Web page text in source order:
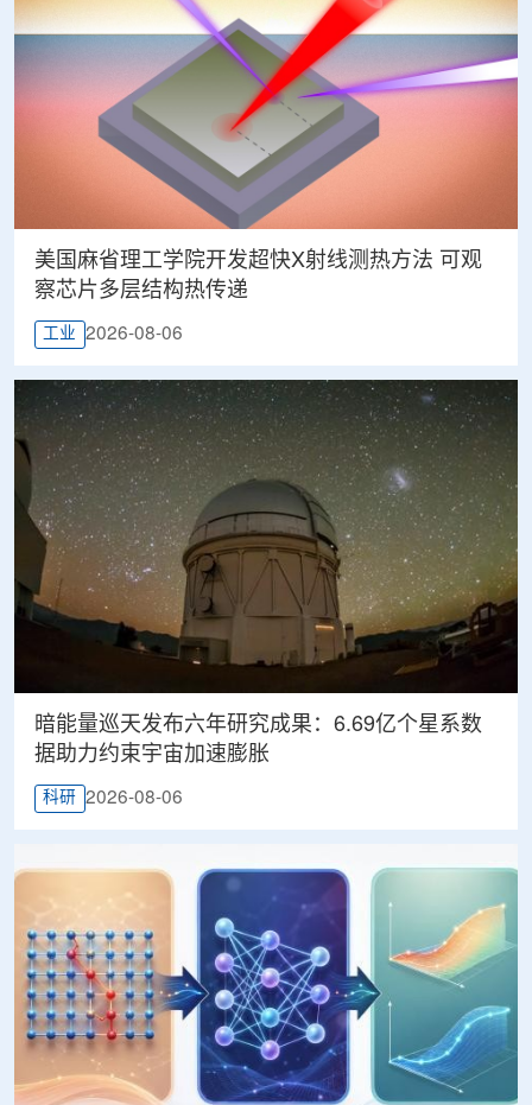
美国麻省理工学院开发超快X射线测热方法 可观
察芯片多层结构热传递
工业 2026-08-06
暗能量巡天发布六年研究成果：6.69亿个星系数
据助力约束宇宙加速膨胀
科研 2026-08-06